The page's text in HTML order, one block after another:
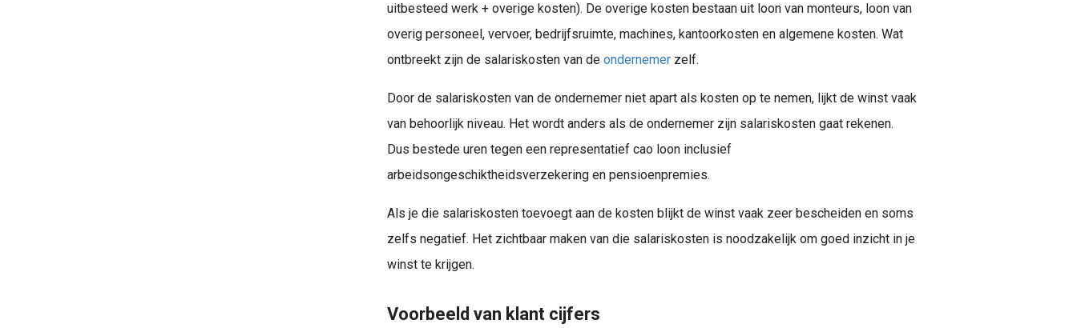
uitbesteed werk + overige kosten). De overige kosten bestaan uit loon van monteurs, loon van
overig personeel, vervoer, bedrijfsruimte, machines, kantoorkosten en algemene kosten. Wat
ontbreekt zijn de salariskosten van de ondernemer zelf.
Door de salariskosten van de ondernemer niet apart als kosten op te nemen, lijkt de winst vaak
van behoorlijk niveau. Het wordt anders als de ondernemer zijn salariskosten gaat rekenen.
Dus bestede uren tegen een representatief cao loon inclusief
arbeidsongeschiktheidsverzekering en pensioenpremies.
Als je die salariskosten toevoegt aan de kosten blijkt de winst vaak zeer bescheiden en soms
zelfs negatief. Het zichtbaar maken van die salariskosten is noodzakelijk om goed inzicht in je
winst te krijgen.
Voorbeeld van klant cijfers